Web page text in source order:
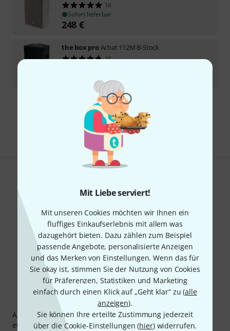
Mit Liebe serviert!
Mit unseren Cookies möchten wir Ihnen ein
fluffiges Einkaufserlebnis mit allem was
dazugehört bieten. Dazu zählen zum Beispiel
passende Angebote, personalisierte Anzeigen
und das Merken von Einstellungen. Wenn das für
Sie okay ist, stimmen Sie der Nutzung von Cookies
für Präferenzen, Statistiken und Marketing
einfach durch einen Klick auf „Geht klar“ zu (alle
anzeigen).
Sie können Ihre erteilte Zustimmung jederzeit
über die Cookie-Einstellungen (hier) widerrufen.
10
Sofort lieferbar
248 €
the box proAchat 112M B-Stock
18
Kostenloser Versand ab 29 €
Alle Preise inkl. MwSt.
Thomann Newsletter
Abonniere den Thomann Newsletter und gewinne mit
etwas Glück einen von50 Gutscheinenüber jeweils50€